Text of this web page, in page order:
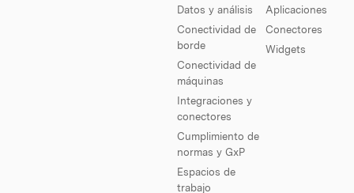
Datos y análisis
Conectividad de
borde
Conectividad de
máquinas
Integraciones y
conectores
Cumplimiento de
normas y GxP
Espacios de
trabajo
Aplicaciones
Conectores
Widgets